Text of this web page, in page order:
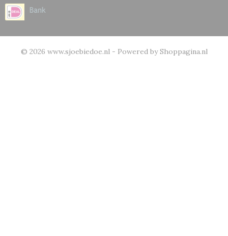
© 2026 www.sjoebiedoe.nl - Powered by Shoppagina.nl